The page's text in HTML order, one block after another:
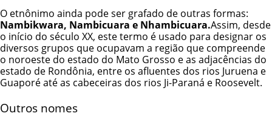
O etnônimo ainda pode ser grafado de outras formas:
Nambikwara, Nambicuara e Nhambicuara.Assim, desde
o início do século XX, este termo é usado para designar os
diversos grupos que ocupavam a região que compreende
o noroeste do estado do Mato Grosso e as adjacências do
estado de Rondônia, entre os afluentes dos rios Juruena e
Guaporé até as cabeceiras dos rios Ji-Paraná e Roosevelt.
Outros nomes